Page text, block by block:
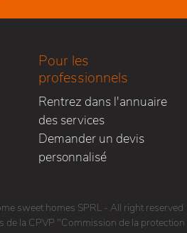
Pour les
professionnels
Rentrez dans l'annuaire
des services
Demander un devis
personnalisé
sweet homes SPRL - All right reserved
la CPVP "Commission de la protection